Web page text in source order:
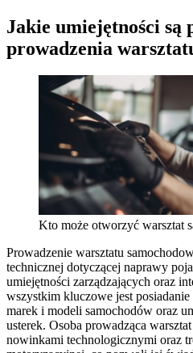
Jakie umiejętności są
prowadzenia
Kto może otworzyć warsztat
Prowadzenie warsztatu
technicznej dotyczącej naprawy
umiejętności zarządzających oraz
wszystkim kluczowe jest
marek i modeli samochodów oraz
usterek. Osoba prowadząca
nowinkami technologicznymi oraz